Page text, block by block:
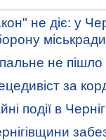
не діє: у
не пішло
за
події в